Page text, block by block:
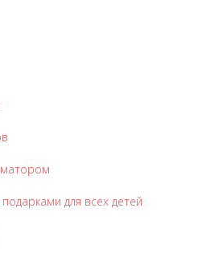
для всех детей